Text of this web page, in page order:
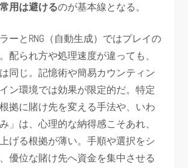
用は避けるのが基本線となる。
ーとRNG（自動生成）ではプレイの
配られ方や処理速度が違っても、
同じ。記憶術や簡易カウンティン
ン環境では効果が限定的だ。特定
拠に賭け先を変える手法や、いわ
」は、心理的な納得感こそあれ、
げる根拠が薄い。手順や選択をシ
優位な賭け先へ資金を集中させる